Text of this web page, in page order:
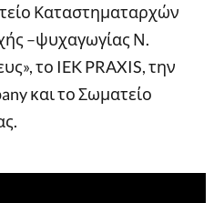
Καταστηματαρχών
–ψυχαγωγίας Ν.
το IEK PRAXIS, την
και το Σωματείο